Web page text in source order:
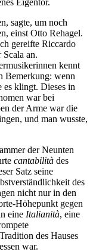
sagte, um noch
einst Otto Rehagel.
gereifte Riccardo
an.
kennt
Bemerkung: wenn
es klingt. Dieses in
war bei
der Arme war die
und man wusste,
der Neunten
cantabilità des
Satz seine
des
nicht nur in den
Höhepunkt gegen
eine Italianità, eine
des Hauses
war.